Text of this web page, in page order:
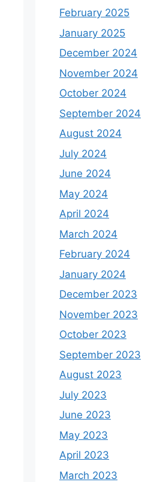
February 2025
January 2025
December 2024
November 2024
October 2024
September 2024
August 2024
July 2024
June 2024
May 2024
April 2024
March 2024
February 2024
January 2024
December 2023
November 2023
October 2023
September 2023
August 2023
July 2023
June 2023
May 2023
April 2023
March 2023